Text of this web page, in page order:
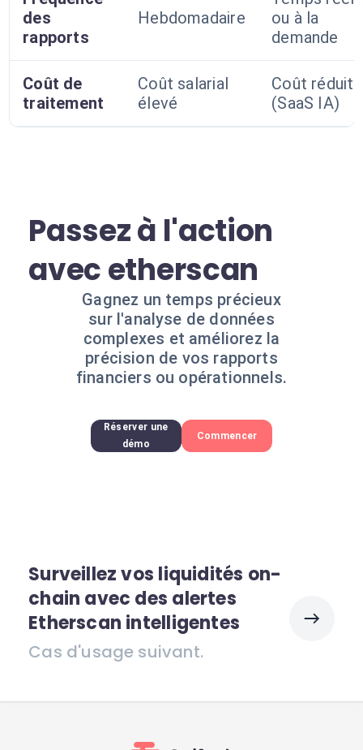
des
rapports
Hebdomadaire
ou à la
demande
Coût de
traitement
Coût salarial
élevé
Coût réduit
(SaaS IA)
Passez à l'action
avec etherscan
Gagnez un temps précieux
sur l'analyse de données
complexes et améliorez la
précision de vos rapports
financiers ou opérationnels.
Réserver une
démo
Commencer
Surveillez vos liquidités on-
chain avec des alertes
Etherscan intelligentes
Cas d'usage suivant.